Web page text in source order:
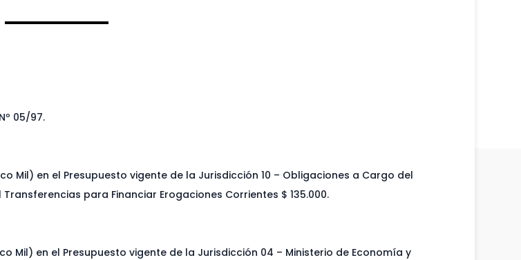
05/97.
Mil) en el Presupuesto vigente de la Jurisdicción 10 – Obligaciones a Cargo del
para Financiar Erogaciones Corrientes $ 135.000.
Mil) en el Presupuesto vigente de la Jurisdicción 04 – Ministerio de Economía y